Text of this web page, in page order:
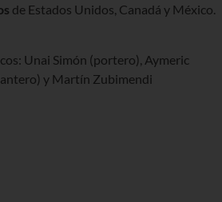
de Estados Unidos, Canadá y México.
Unai Simón (portero), Aymeric
y Martín Zubimendi